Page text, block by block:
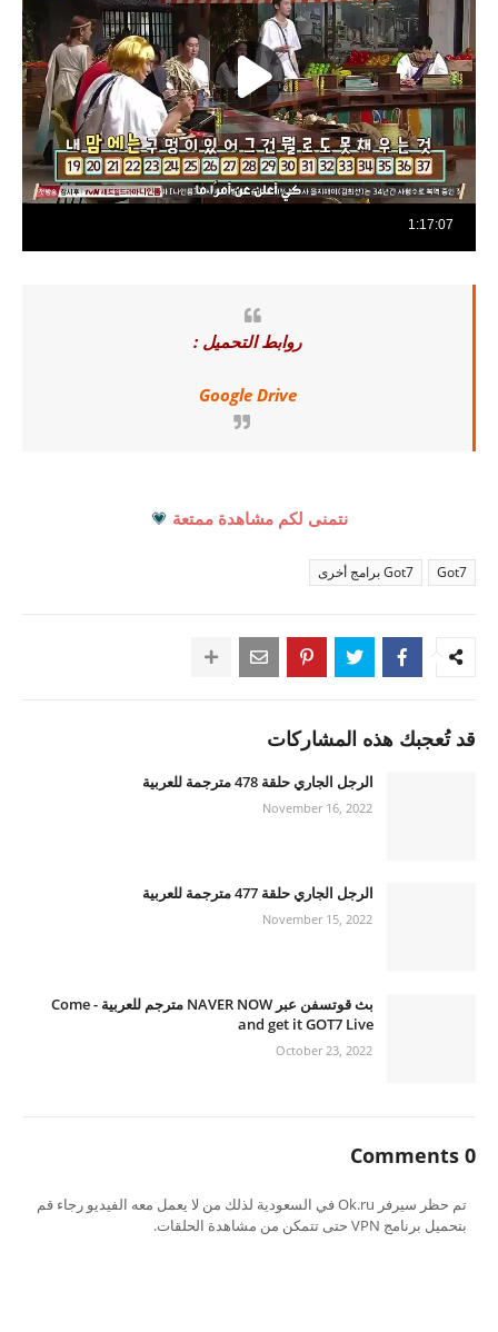
روابط التحميل :
Google Drive
نتمنى لكم مشاهدة ممتعة 💗
Got7 Got7 برامج أخرى
قد تُعجبك هذه المشاركات
الرجل الجاري حلقة 478 مترجمة للعربية
November 16, 2022
الرجل الجاري حلقة 477 مترجمة للعربية
November 15, 2022
بث قوتسفن عبر NAVER NOW مترجم للعربية - Come
and get it GOT7 Live
October 23, 2022
0 Comments
تم حظر سيرفر Ok.ru في السعودية لذلك من لا يعمل معه الفيديو رجاء قم
بتحميل برنامج VPN حتى تتمكن من مشاهدة الحلقات.